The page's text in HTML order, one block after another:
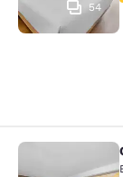
54
Comfort